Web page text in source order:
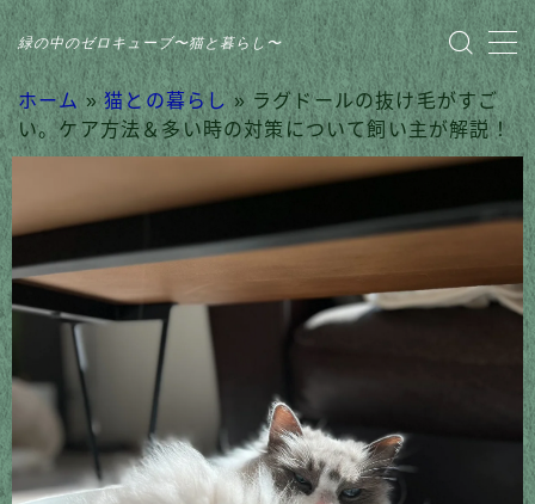
緑の中のゼロキューブ〜猫と暮らし〜
MENU
HOME
おすすめ商品
家のこと
猫との暮らし
ホーム » 猫との暮らし » ラグドールの抜け毛がすご
い。ケア方法＆多い時の対策について飼い主が解説！